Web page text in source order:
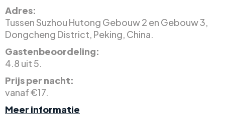
Adres:
Tussen Suzhou Hutong Gebouw 2 en Gebouw 3,
Dongcheng District, Peking, China.
Gastenbeoordeling:
4.8 uit 5.
Prijs per nacht:
vanaf €17.
Meer informatie